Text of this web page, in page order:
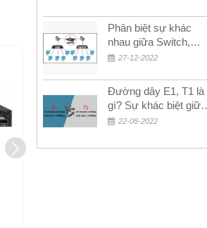
Phân biệt sự khác
nhau giữa Switch,
Router và Hub
27-12-2022
Đường dây E1, T1 là
gì? Sự khác biệt giữa
E1 và T1
22-08-2022